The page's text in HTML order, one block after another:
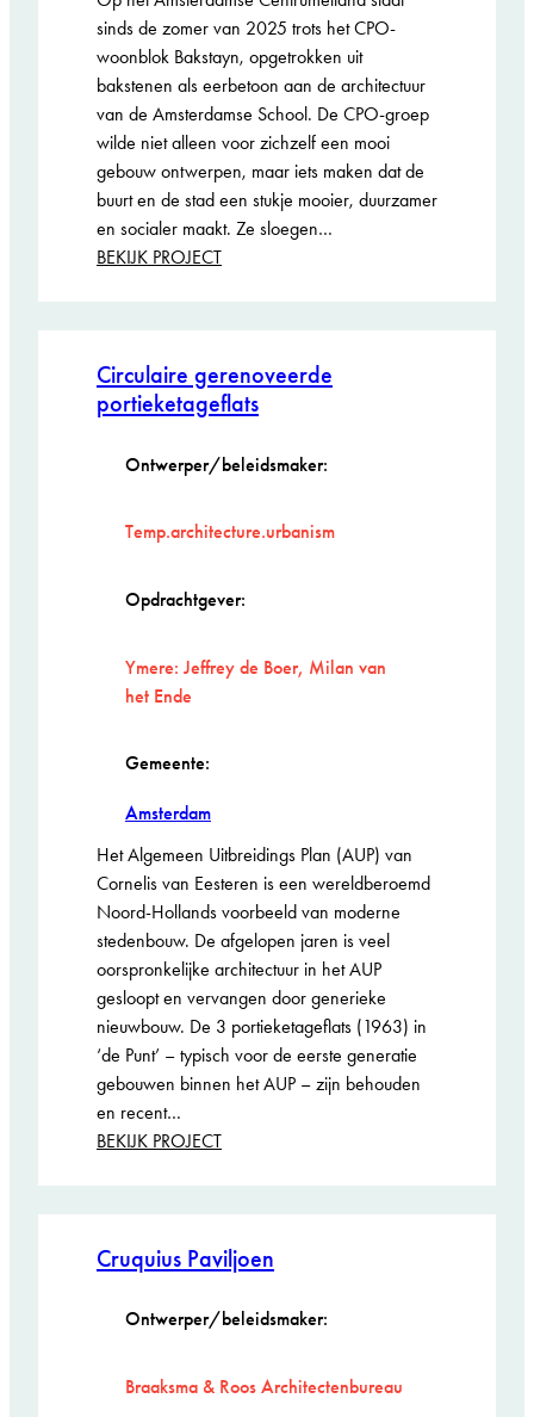
sinds de zomer van 2025 trots het CPO-
woonblok Bakstayn, opgetrokken uit
bakstenen als eerbetoon aan de architectuur
van de Amsterdamse School. De CPO-groep
wilde niet alleen voor zichzelf een mooi
gebouw ontwerpen, maar iets maken dat de
buurt en de stad een stukje mooier, duurzamer
en socialer maakt. Ze sloegen…
BEKIJK PROJECT:
ARIE KEPPLER
PRIJS 2026
Circulaire gerenoveerde
portieketageflats
Ontwerper/beleidsmaker:
Temp.architecture.urbanism
Opdrachtgever:
Ymere: Jeffrey de Boer, Milan van
het Ende
Gemeente:
Amsterdam
Het Algemeen Uitbreidings Plan (AUP) van
Cornelis van Eesteren is een wereldberoemd
Noord-Hollands voorbeeld van moderne
stedenbouw. De afgelopen jaren is veel
oorspronkelijke architectuur in het AUP
gesloopt en vervangen door generieke
nieuwbouw. De 3 portieketageflats (1963) in
‘de Punt’ – typisch voor de eerste generatie
gebouwen binnen het AUP – zijn behouden
en recent…
BEKIJK PROJECT:
ARIE KEPPLER
Cruquius Paviljoen
Ontwerper/beleidsmaker:
Braaksma & Roos Architectenbureau